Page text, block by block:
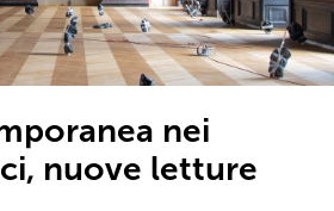
nei
nuove letture